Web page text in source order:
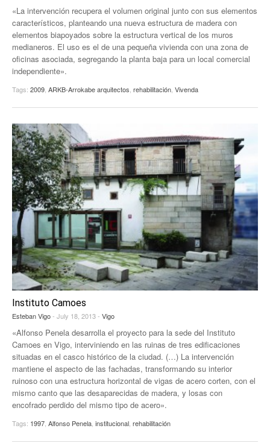
«La intervención recupera el volumen original junto con sus elementos
característicos, planteando una nueva estructura de madera con
elementos biapoyados sobre la estructura vertical de los muros
medianeros. El uso es el de una pequeña vivienda con una zona de
oficinas asociada, segregando la planta baja para un local comercial
independiente».
Tags: 2009, ARKB-Arrokabe arquitectos, rehabilitación, Vivenda
Instituto Camoes
Esteban Vigo- July 18, 2013 - Vigo
«Alfonso Penela desarrolla el proyecto para la sede del Instituto
Camoes en Vigo, interviniendo en las ruinas de tres edificaciones
situadas en el casco histórico de la ciudad. (…) La intervención
mantiene el aspecto de las fachadas, transformando su interior
ruinoso con una estructura horizontal de vigas de acero corten, con el
mismo canto que las desaparecidas de madera, y losas con
encofrado perdido del mismo tipo de acero».
Tags: 1997 Alfonso Penela institucional rehabilitación